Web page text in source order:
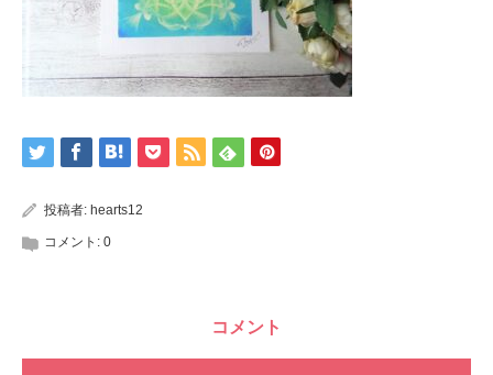
投稿者: hearts12
コメント: 0
コメント